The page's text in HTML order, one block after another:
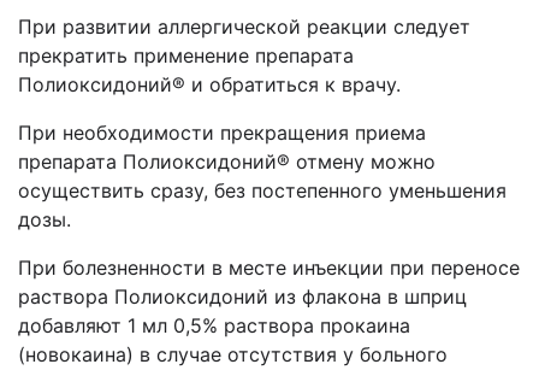
При развитии аллергической реакции следует
прекратить применение препарата
Полиоксидоний® и обратиться к врачу.
При необходимости прекращения приема
препарата Полиоксидоний® отмену можно
осуществить сразу, без постепенного уменьшения
дозы.
При болезненности в месте инъекции при переносе
раствора Полиоксидоний из флакона в шприц
добавляют 1 мл 0,5% раствора прокаина
(новокаина) в случае отсутствия у больного